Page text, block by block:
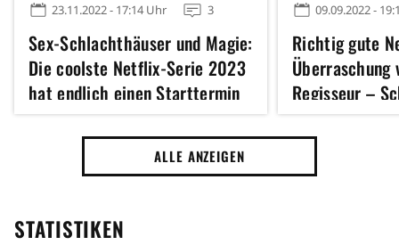
23.11.2022 - 17:14 Uhr 3
Sex-Schlachthäuser und Magie:
Die coolste Netflix-Serie 2023
hat endlich einen Starttermin
09.09.2022 -
Richtig gute
Überraschung
Regisseur –
aber nur
ALLE ANZEIGEN
STATISTIKEN